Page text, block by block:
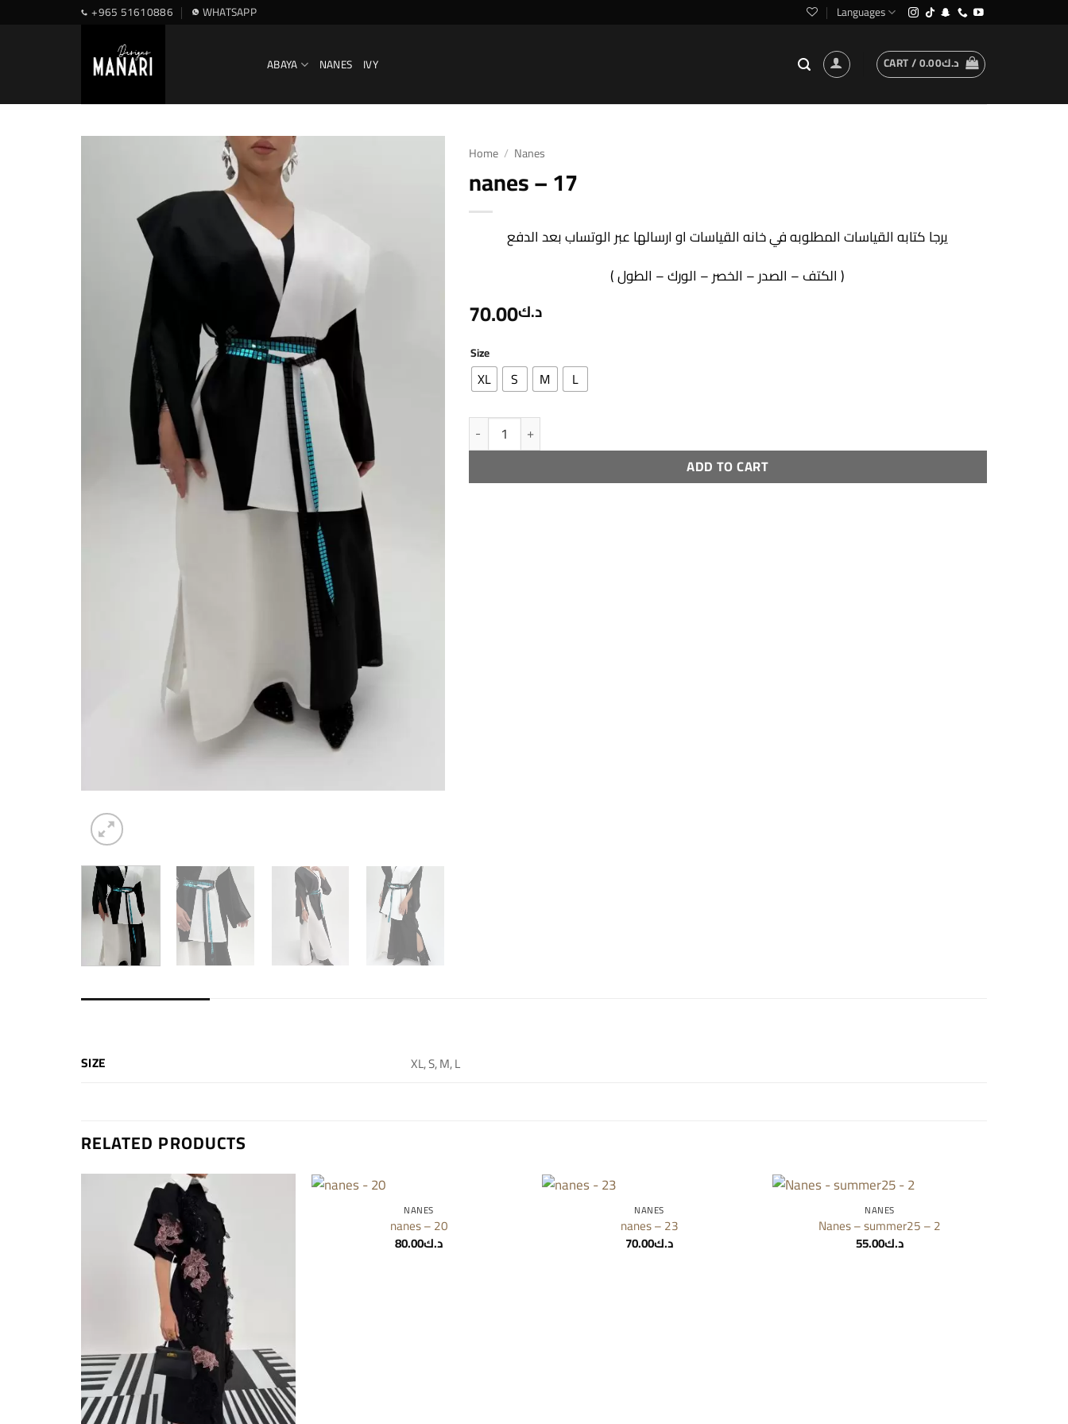
+965 51610886 WHATSAPP Languages
ABAYA NANES IVY CART / د.ك0.00
Home / Nanes
nanes – 17
يرجا كتابه القياسات المطلوبه في خانه القياسات او ارسالها عبر الوتساب بعد الدفع
( الكتف – الصدر – الخصر – الورك – الطول )
د.ك70.00
Size
XL S M L
nanes - 17 quantity
ADD TO CART
SIZE XL, S, M, L
RELATED PRODUCTS
NANES
nanes – 20
د.ك80.00
NANES
nanes – 23
د.ك70.00
NANES
Nanes – summer25 – 2
د.ك55.00